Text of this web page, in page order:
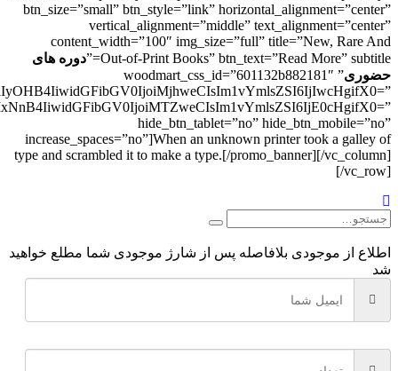
btn_size=”small” btn_style=”link” horizontal_alignment=”center”
vertical_alignment=”middle” text_alignment=”center”
content_width=”100″ img_size=”full” title=”New, Rare And
Out-of-Print Books” btn_text=”Read More” subtitle=”
دوره های
حضوری
” woodmart_css_id=”601132b882181″
hide_btn_tablet=”no” hide_btn_mobile=”no”
increase_spaces=”no”]When an unknown printer took a galley of
type and scrambled it to make a type.[/promo_banner][/vc_column]
[/vc_row]
اطلاع از موجودی بلافاصله پس از شارژ موجودی شما مطلع خواهید
شد